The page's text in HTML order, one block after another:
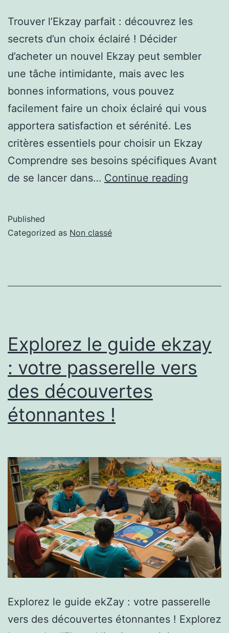
Trouver l’Ekzay parfait : découvrez les
secrets d’un choix éclairé ! Décider
d’acheter un nouvel Ekzay peut sembler
une tâche intimidante, mais avec les
bonnes informations, vous pouvez
facilement faire un choix éclairé qui vous
apportera satisfaction et sérénité. Les
critères essentiels pour choisir un Ekzay
Comprendre ses besoins spécifiques Avant
de se lancer dans… Continue reading
Published
Categorized as Non classé
Explorez le guide ekzay
: votre passerelle vers
des découvertes
étonnantes !
Explorez le guide ekZay : votre passerelle
vers des découvertes étonnantes ! Explorez